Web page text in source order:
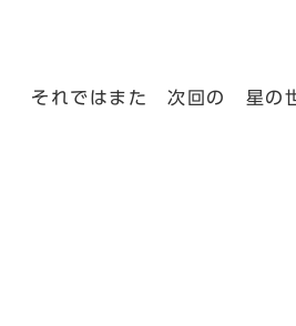
それではまた 次回の 星の世